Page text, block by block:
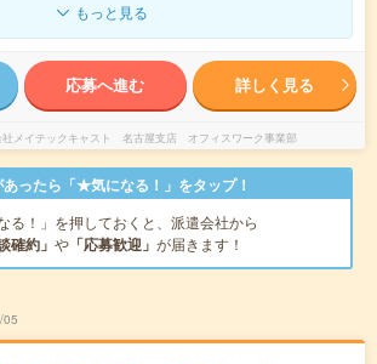
もっと見る
応募へ進む 詳しく見る
社メイテックキャスト 名古屋支店 オフィスワーク事業部
ったら「★気になる！」をタップ！
る！」を押しておくと、派遣会社から
確約」 や 「応募歓迎」 が届きます！
05